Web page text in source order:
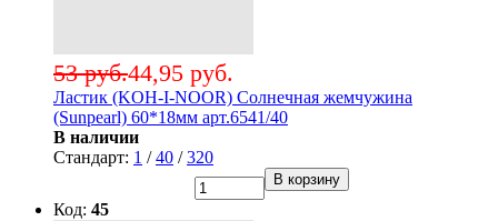
44,95 руб.
53 руб.
Ластик (KOH-I-NOOR) Солнечная жемчужина
(Sunpearl) 60*18мм арт.6541/40
В наличии
Стандарт: 1 /40 /320
В корзину
Код: 45